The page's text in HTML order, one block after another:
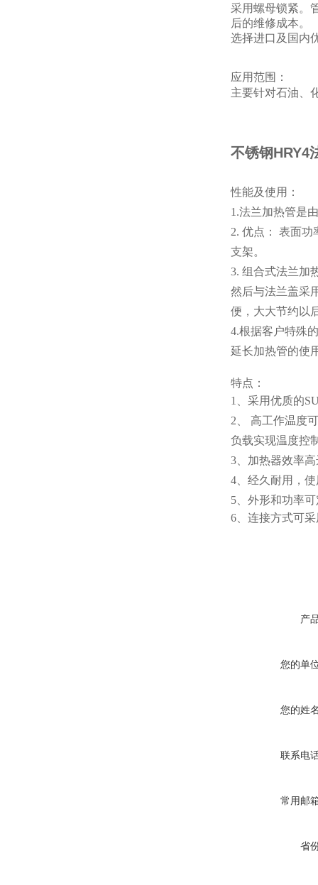
采用螺母锁紧。
后的维修成本。
选择进口及国内
应用范围：
主要针对石油、
不锈钢HRY4
性能及使用：
1.法兰加热管是
2. 优点： 表面
支架。
3. 组合式法兰加
然后与法兰盖采
便，大大节约以
4.根据客户特殊
延长加热管的使
特点：
1、采用优质的
2、 高工作温度
负载实现温度控
3、加热器效率
4、经久耐用，
5、外形和功率
6、连接方式可
产
您的单
您的姓
联系电
常用邮
省